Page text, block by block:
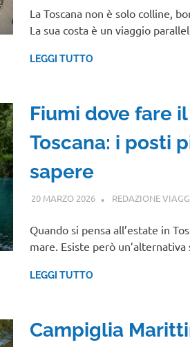
La Toscana non è solo colline,
La sua costa è un viaggio
LEGGI TUTTO
Fiumi dove fare
Toscana: i posti
sapere
20 MARZO 2026 REDAZIONE
Quando si pensa all’estate in
mare. Esiste però
LEGGI TUTTO
Campiglia